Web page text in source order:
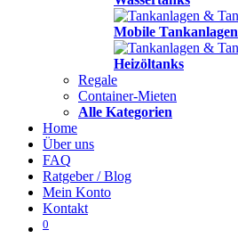
Mobile Tankanlagen
Heizöltanks
Regale
Container-Mieten
Alle Kategorien
Home
Über uns
FAQ
Ratgeber / Blog
Mein Konto
Kontakt
0